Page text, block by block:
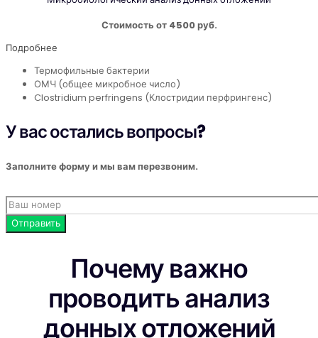
Стоимость от 4500 руб.
Подробнее
Термофильные бактерии
ОМЧ (общее микробное число)
Clostridium perfringens (Клостридии перфрингенс)
У вас остались вопросы?
Заполните форму и мы вам перезвоним.
Почему важно
проводить анализ
донных отложений